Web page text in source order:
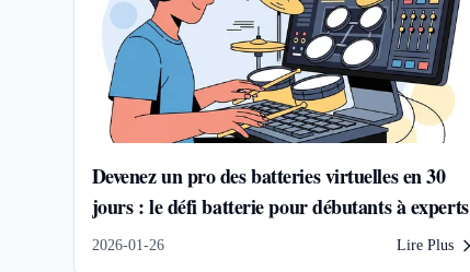
Devenez un pro des batteries virtuelles en 30
jours : le défi batterie pour débutants à experts
2026-01-26 Lire Plus